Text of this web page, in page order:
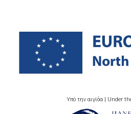
Υπό την αιγίδα | Under